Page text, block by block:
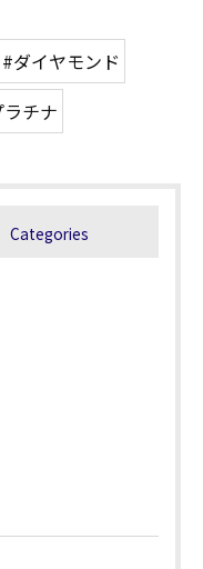
#ダイヤモンド
チナ
Categories